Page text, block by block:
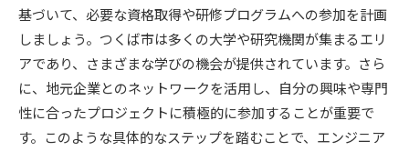
基づいて、必要な資格取得や研修プログラムへの参加を計画
しましょう。つくば市は多くの大学や研究機関が集まるエリ
アであり、さまざまな学びの機会が提供されています。さら
に、地元企業とのネットワークを活用し、自分の興味や専門
性に合ったプロジェクトに積極的に参加することが重要で
す。このような具体的なステップを踏むことで、エンジニア